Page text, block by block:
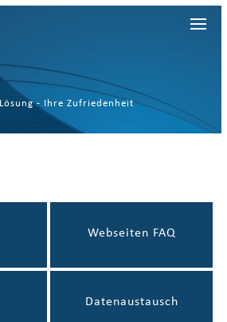
- Ihre Zufriedenheit
Webseiten FAQ
Datenaustausch